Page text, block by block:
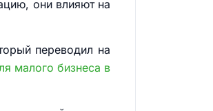
они влияют на
переводил на
малого бизнеса в